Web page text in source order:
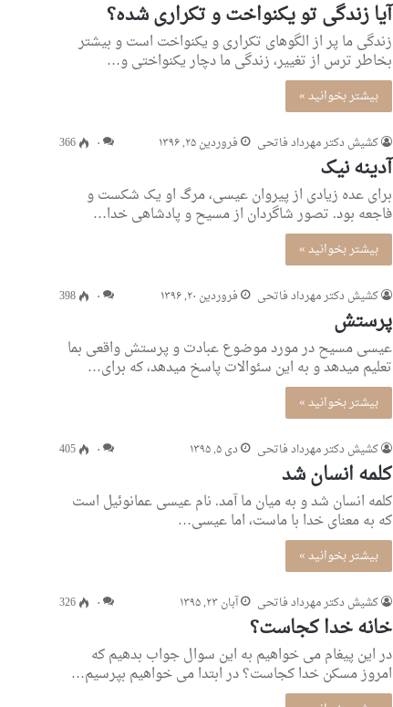
آیا زندگی تو یکنواخت و تکراری شده؟
زندگی ما پر از الگوهای تکراری و یکنواخت است و بیشتر
بخاطر ترس از تغییر، زندگی ما دچار یکنواختی و…
بیشتر بخوانید »
کشیش دکتر مهرداد فاتحی فروردین ۲۵, ۱۳۹۶ ۰ 366
آدینه نیک
برای عده زیادی از پیروان عیسی، مرگ او یک شکست و
فاجعه بود. تصور شاگردان از مسیح و پادشاهی خدا…
بیشتر بخوانید »
کشیش دکتر مهرداد فاتحی فروردین ۲۰, ۱۳۹۶ ۰ 398
پرستش
عیسی مسیح در مورد موضوع عبادت و پرستش واقعی بما
تعلیم میدهد و به این سئوالات پاسخ میدهد، که برای…
بیشتر بخوانید »
کشیش دکتر مهرداد فاتحی دی ۵, ۱۳۹۵ ۰ 405
کلمه انسان شد
کلمه انسان شد و به میان ما آمد. نام عیسی عمانوئیل است
که به معنای خدا با ماست، اما عیسی…
بیشتر بخوانید »
کشیش دکتر مهرداد فاتحی آبان ۲۳, ۱۳۹۵ ۰ 326
خانه خدا کجاست؟
در این پیغام می خواهیم به این سوال جواب بدهیم که
امروز مسکن خدا کجاست؟ در ابتدا می خواهیم بپرسیم…